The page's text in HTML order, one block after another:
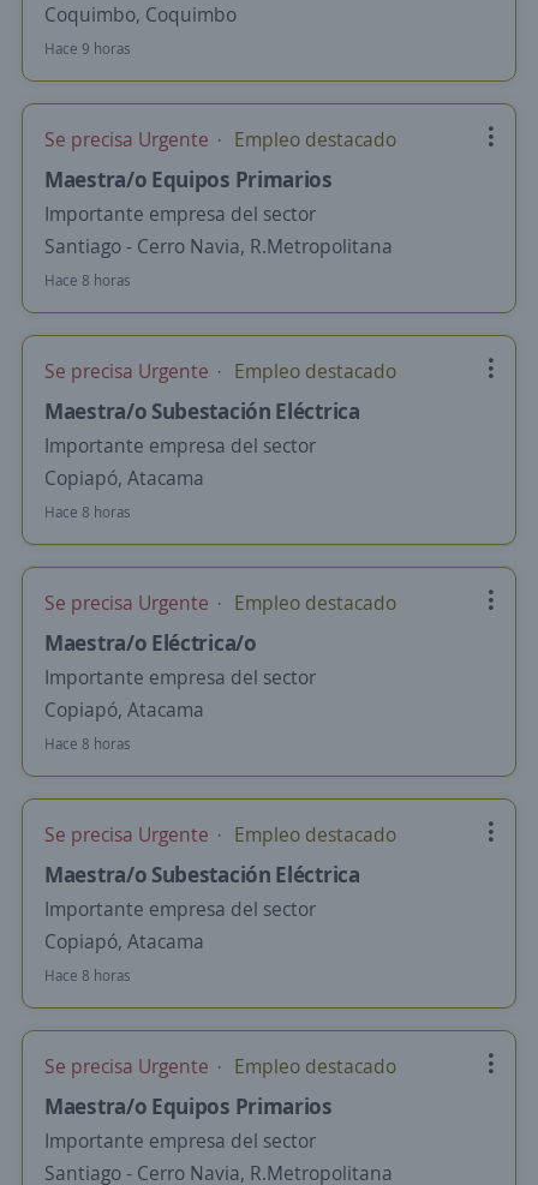
Coquimbo, Coquimbo
Hace 9 horas
Se precisa Urgente Empleo destacado
Maestra/o Equipos Primarios
Importante empresa del sector
Santiago - Cerro Navia, R.Metropolitana
Hace 8 horas
Se precisa Urgente Empleo destacado
Maestra/o Subestación Eléctrica
Importante empresa del sector
Copiapó, Atacama
Hace 8 horas
Se precisa Urgente Empleo destacado
Maestra/o Eléctrica/o
Importante empresa del sector
Copiapó, Atacama
Hace 8 horas
Se precisa Urgente Empleo destacado
Maestra/o Subestación Eléctrica
Importante empresa del sector
Copiapó, Atacama
Hace 8 horas
Se precisa Urgente Empleo destacado
Maestra/o Equipos Primarios
Importante empresa del sector
Santiago - Cerro Navia, R.Metropolitana